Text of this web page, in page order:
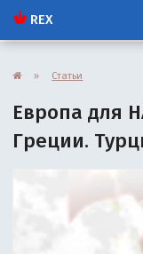
REX
» Статьи
Европа для
Греции.